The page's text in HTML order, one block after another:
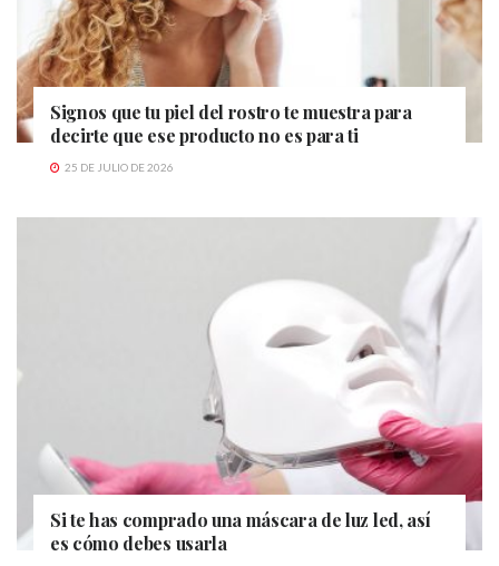
Signos que tu piel del rostro te muestra para
decirte que ese producto no es para ti
25 DE JULIO DE 2026
Si te has comprado una máscara de luz led, así
es cómo debes usarla